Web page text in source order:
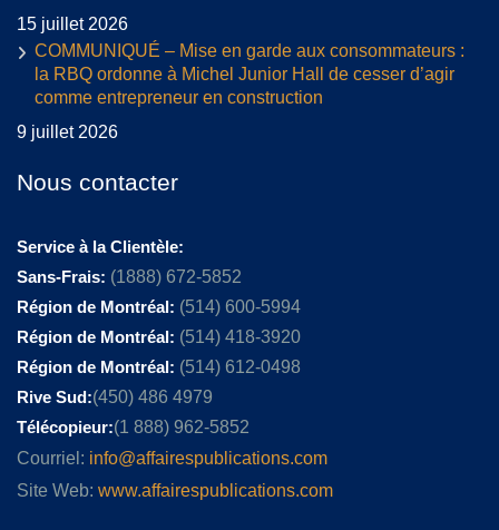
15 juillet 2026
COMMUNIQUÉ – Mise en garde aux consommateurs :
la RBQ ordonne à Michel Junior Hall de cesser d’agir
comme entrepreneur en construction
9 juillet 2026
Nous contacter
Service à la Clientèle:
Sans-Frais: (1888) 672-5852
Région de Montréal: (514) 600-5994
Région de Montréal: (514) 418-3920
Région de Montréal: (514) 612-0498
Rive Sud:(450) 486 4979
Télécopieur:(1 888) 962-5852
Courriel: info@affairespublications.com
Site Web: www.affairespublications.com